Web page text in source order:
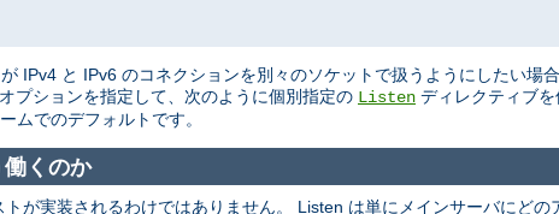
IPv4 と IPv6 のコネクションを別々のソケットで扱うようにしたい場
オプションを指定して、次のように個別指定の Listen ディレクティブ
ムでのデフォルトです。
くのか
が実装されるわけではありません。 Listen は単にメインサーバにど